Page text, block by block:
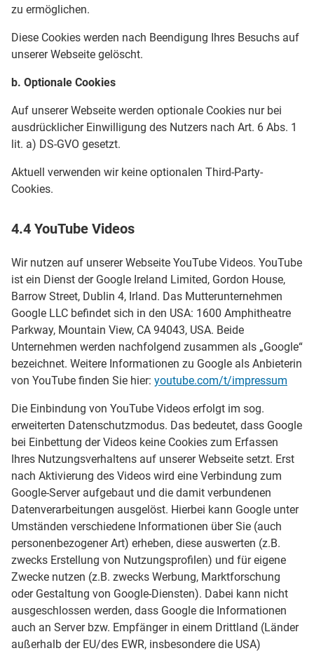
zu ermöglichen.
Diese Cookies werden nach Beendigung Ihres Besuchs auf
unserer Webseite gelöscht.
b. Optionale Cookies
Auf unserer Webseite werden optionale Cookies nur bei
ausdrücklicher Einwilligung des Nutzers nach Art. 6 Abs. 1
lit. a) DS-GVO gesetzt.
Aktuell verwenden wir keine optionalen Third-Party-
Cookies.
4.4 YouTube Videos
Wir nutzen auf unserer Webseite YouTube Videos. YouTube
ist ein Dienst der Google Ireland Limited, Gordon House,
Barrow Street, Dublin 4, Irland. Das Mutterunternehmen
Google LLC befindet sich in den USA: 1600 Amphitheatre
Parkway, Mountain View, CA 94043, USA. Beide
Unternehmen werden nachfolgend zusammen als „Google“
bezeichnet. Weitere Informationen zu Google als Anbieterin
von YouTube finden Sie hier: youtube.com/t/impressum
Die Einbindung von YouTube Videos erfolgt im sog.
erweiterten Datenschutzmodus. Das bedeutet, dass Google
bei Einbettung der Videos keine Cookies zum Erfassen
Ihres Nutzungsverhaltens auf unserer Webseite setzt. Erst
nach Aktivierung des Videos wird eine Verbindung zum
Google-Server aufgebaut und die damit verbundenen
Datenverarbeitungen ausgelöst. Hierbei kann Google unter
Umständen verschiedene Informationen über Sie (auch
personenbezogener Art) erheben, diese auswerten (z.B.
zwecks Erstellung von Nutzungsprofilen) und für eigene
Zwecke nutzen (z.B. zwecks Werbung, Marktforschung
oder Gestaltung von Google-Diensten). Dabei kann nicht
ausgeschlossen werden, dass Google die Informationen
auch an Server bzw. Empfänger in einem Drittland (Länder
außerhalb der EU/des EWR, insbesondere die USA)